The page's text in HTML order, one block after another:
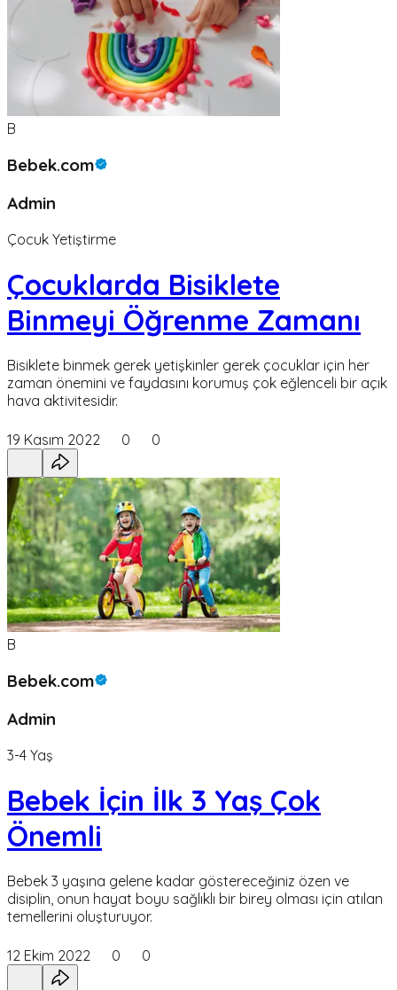
B
Bebek.com
Admin
Çocuk Yetiştirme
Çocuklarda Bisiklete
Binmeyi Öğrenme Zamanı
Bisiklete binmek gerek yetişkinler gerek çocuklar için her
zaman önemini ve faydasını korumuş çok eğlenceli bir açık
hava aktivitesidir.
19 Kasım 2022 0 0
B
Bebek.com
Admin
3-4 Yaş
Bebek İçin İlk 3 Yaş Çok
Önemli
Bebek 3 yaşına gelene kadar göstereceğiniz özen ve
disiplin, onun hayat boyu sağlıklı bir birey olması için atılan
temellerini oluşturuyor.
12 Ekim 2022 0 0